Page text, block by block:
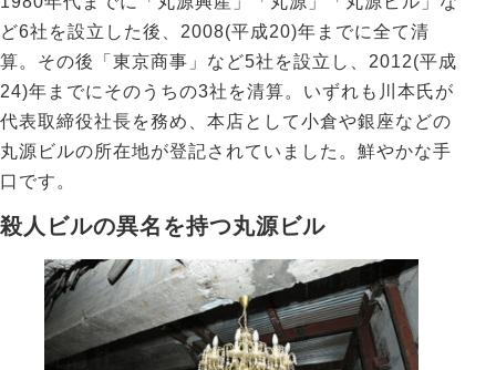
ど6社を設立した後、2008(平成20)年までに全て清
算。その後「東京商事」など5社を設立し、2012(平成
24)年までにそのうちの3社を清算。いずれも川本氏が
代表取締役社長を務め、本店として小倉や銀座などの
丸源ビルの所在地が登記されていました。鮮やかな手
口です。
殺人ビルの異名を持つ丸源ビル